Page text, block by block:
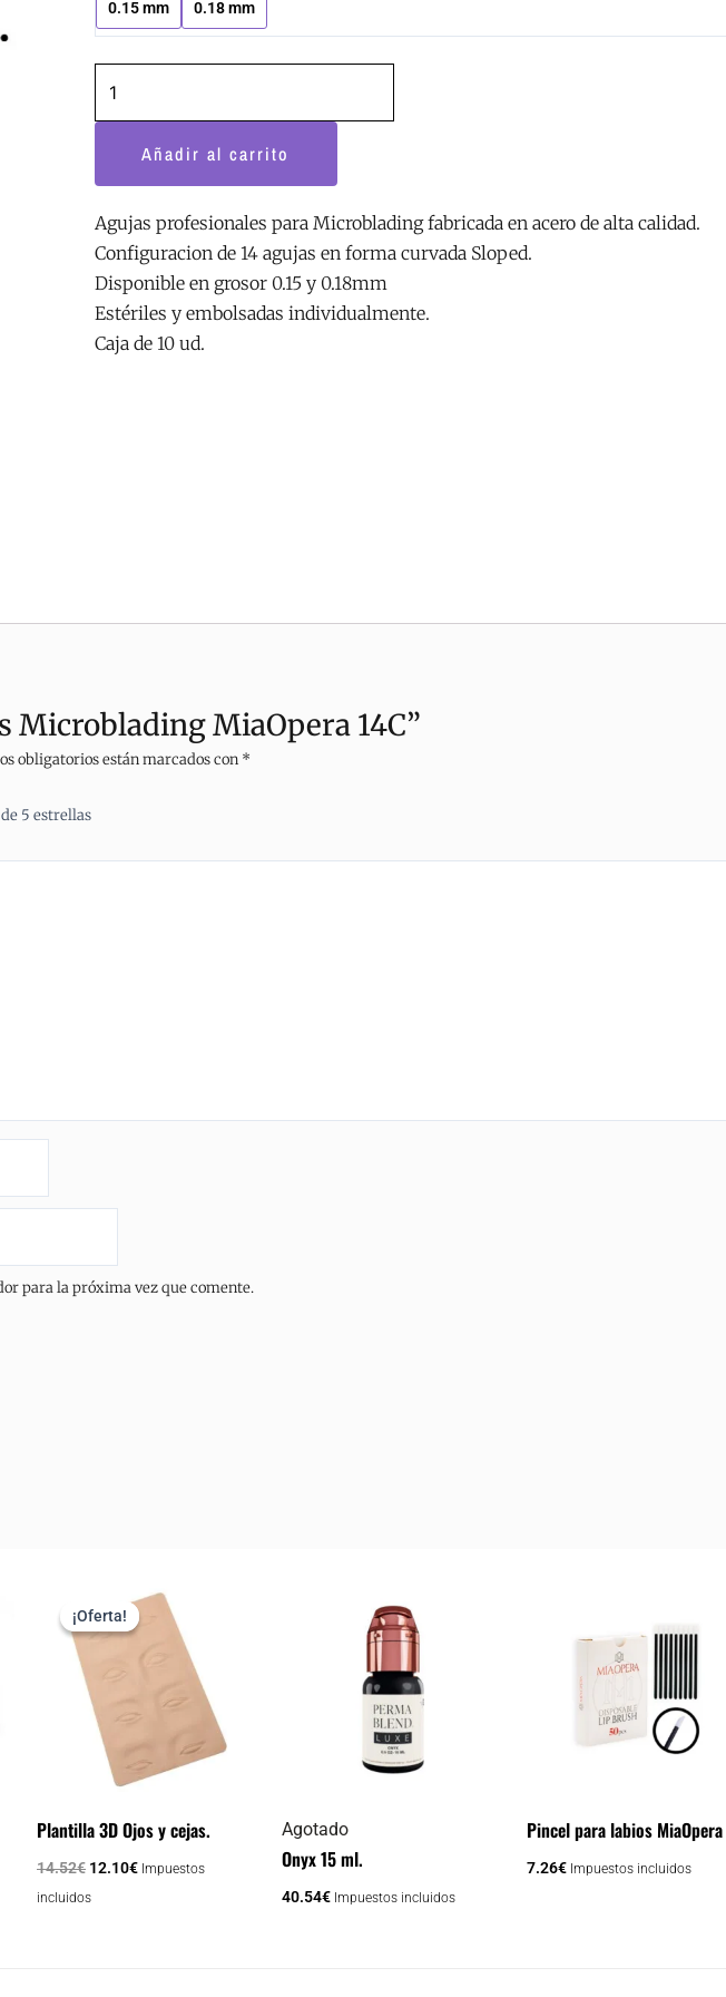
0.15 mm 0.18 mm
14C
cantidad
Añadir al carrito
Agujas profesionales para Microblading fabricada en acero de alta calidad.
Configuracion de 14 agujas en forma curvada Sloped.
Disponible en grosor 0.15 y 0.18mm
Estériles y embolsadas individualmente.
Caja de 10 ud.
Microblading MiaOpera 14C”
obligatorios están marcados con *
5 estrellas
para la próxima vez que comente.
¡Oferta!
¡Oferta!
Plantilla 3D Ojos y cejas.
14.52€
precio
original
12.10€
precio
actual
Impuestos
incluidos
Agotado
Onyx 15 ml.
40.54€ Impuestos incluidos
Pincel para labios MiaOpera
7.26€ Impuestos incluidos